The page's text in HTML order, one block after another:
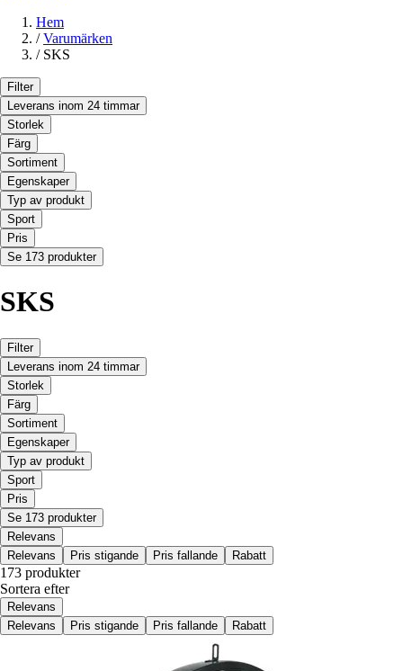
Hem
/ Varumärken
/ SKS
Filter
Leverans inom 24 timmar
Storlek
Färg
Sortiment
Egenskaper
Typ av produkt
Sport
Pris
Se 173 produkter
SKS
Filter
Leverans inom 24 timmar
Storlek
Färg
Sortiment
Egenskaper
Typ av produkt
Sport
Pris
Se 173 produkter
Relevans
Relevans
Pris stigande Pris fallande Rabatt
173 produkter
Sortera efter
Relevans
Relevans
Pris stigande Pris fallande Rabatt